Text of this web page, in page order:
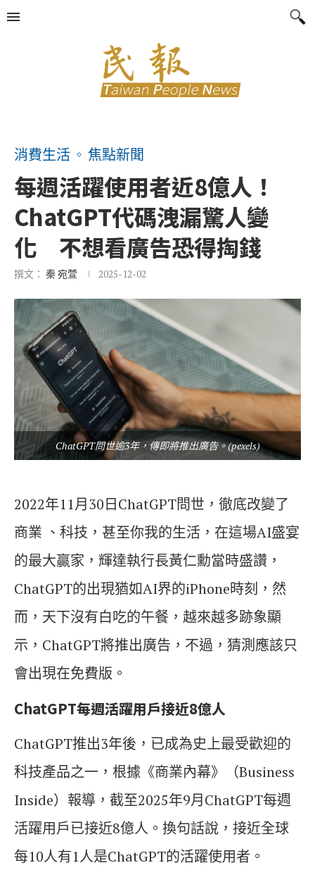
消費生活 焦點新聞
每週活躍使用者近8億人！
ChatGPT代碼洩漏驚人變
化 不想看廣告恐得掏錢
撰文： 秦 宛萱 2025-12-02
ChatGPT問世逾3年，傳即將推出廣告。(pexels)
2022年11月30日ChatGPT問世，徹底改變了
商業 、科技，甚至你我的生活，在這場AI盛宴
的最大贏家，輝達執行長黃仁勳當時盛讚，
ChatGPT的出現猶如AI界的iPhone時刻，然
而，天下沒有白吃的午餐，越來越多跡象顯
示，ChatGPT將推出廣告，不過，猜測應該只
會出現在免費版。
ChatGPT每週活躍用戶接近8億人
ChatGPT推出3年後，已成為史上最受歡迎的
科技產品之一，根據《商業內幕》（Business
Inside）報導，截至2025年9月ChatGPT每週
活躍用戶已接近8億人。換句話說，接近全球
每10人有1人是ChatGPT的活躍使用者。